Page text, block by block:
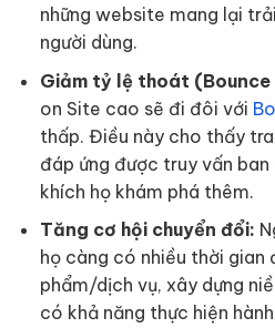
những website mang lại
người dùng.
Giảm tỷ lệ thoát (Bounce
on Site cao sẽ đi đôi với
thấp. Điều này cho thấy
đáp ứng được truy vấn
khích họ khám phá thêm.
Tăng cơ hội chuyển đổi:
họ càng có nhiều thời gian
phẩm/dịch vụ, xây dựng
có khả năng thực hiện